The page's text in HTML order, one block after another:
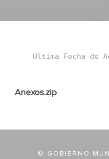
Ultima Fecha de
Anexos.zip
© GOBIERNO